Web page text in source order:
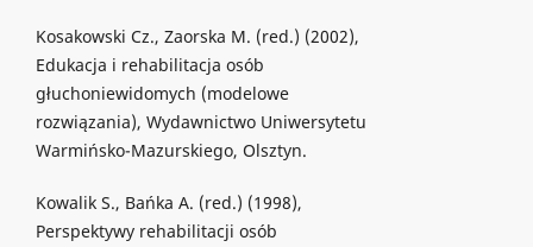
Kosakowski Cz., Zaorska M. (red.) (2002),
Edukacja i rehabilitacja osób
głuchoniewidomych (modelowe
rozwiązania), Wydawnictwo Uniwersytetu
Warmińsko-Mazurskiego, Olsztyn.
Kowalik S., Bańka A. (red.) (1998),
Perspektywy rehabilitacji osób